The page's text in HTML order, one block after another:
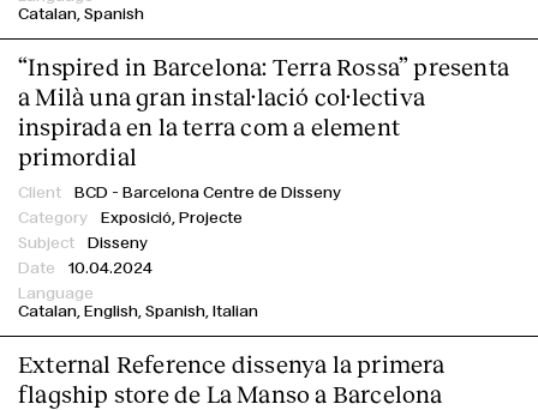
About
Congrés Mundial d'Arquitectes UIA 2026 Barcelona
Categoria
Catalan Spanish
“Inspired in Barcelona: Terra Rossa” presenta
a Milà una gran instal·lació col·lectiva
inspirada en la terra com a element
primordial
BCD - Barcelona Centre de Disseny
Exposició, Projecte
Disseny
10.04.2024
Catalan English Spanish Italian
External Reference dissenya la primera
flagship store de La Manso a Barcelona